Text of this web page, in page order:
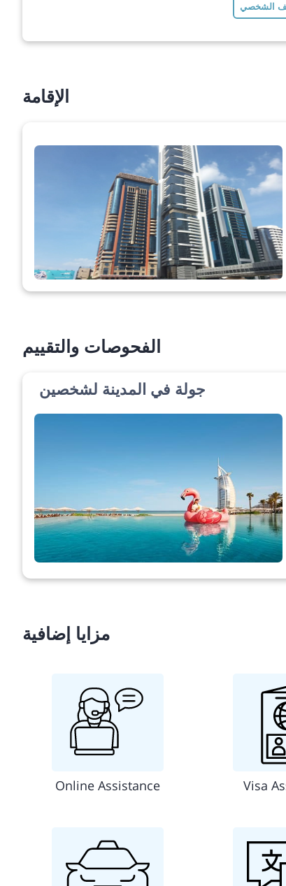
الشخصي
الإقامة
الفحوصات والتقييم
جولة في المدينة لشخصين
مزايا إضافية
Online Assistance Visa